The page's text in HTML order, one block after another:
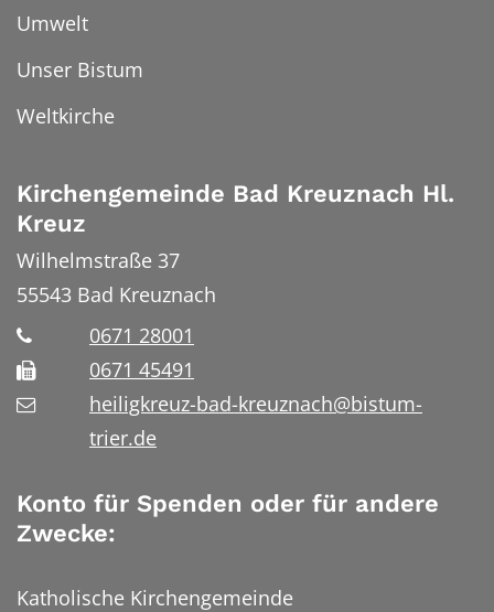
Umwelt
Unser Bistum
Weltkirche
Kirchengemeinde Bad Kreuznach Hl.
Kreuz
Wilhelmstraße 37
55543 Bad Kreuznach
0671 28001
0671 45491
heiligkreuz-bad-kreuznach@bistum-
trier.de
Konto für Spenden oder für andere
Zwecke:
Katholische Kirchengemeinde